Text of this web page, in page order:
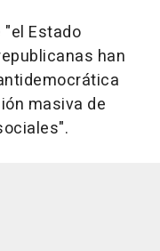
Estado
han
masiva de